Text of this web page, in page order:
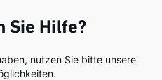
Sie Hilfe?
nutzen Sie bitte unsere